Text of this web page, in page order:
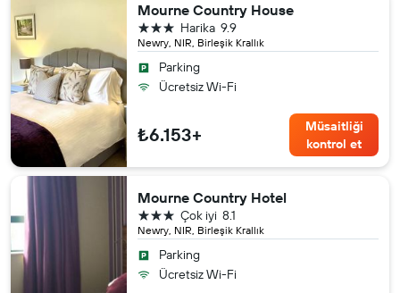
Mourne Country House
Newry, NIR, Birleşik Krallık
9.9
Harika
3 yıldız
Parking
Ücretsiz Wi-Fi
₺6.153+
Müsaitliği
kontrol et
Mourne Country Hotel
Newry, NIR, Birleşik Krallık
8.1
Çok iyi
3 yıldız
Parking
Ücretsiz Wi-Fi